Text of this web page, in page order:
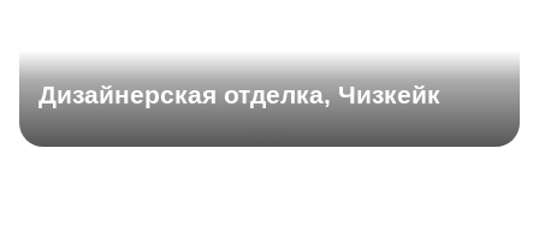
Дизайнерская отделка, Чизкейк